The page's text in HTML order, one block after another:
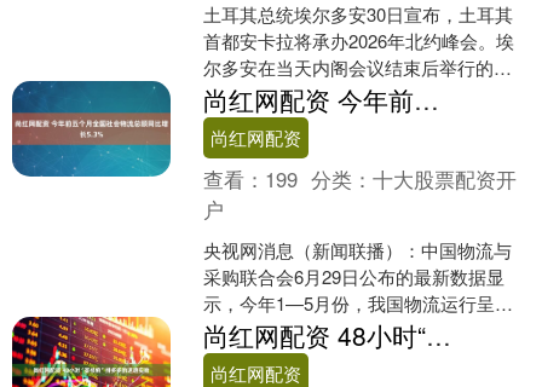
土耳其总统埃尔多安30日宣布，土耳其
首都安卡拉将承办2026年北约峰会。埃
尔多安在当天内阁会议结束后举行的记
者会上说，2026年北约峰会将于2026年7
月在安卡....
尚红网配资 今年前五个月全国社会物流总额同比增长5.3%
尚红网配资
查看： 199 分类：十大股票配资开
户
央视网消息（新闻联播）：中国物流与
采购联合会6月29日公布的最新数据显
示，今年1—5月份，我国物流运行呈现
总体平稳、结构进一步优化的特点。其
中，工业品物流需求增....
尚红网配资 48小时“荔枝鲜”拼多多的速递实验
尚红网配资